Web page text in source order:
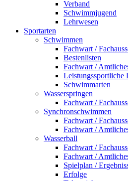
Verband
Schwimmjugend
Lehrwesen
Sportarten
Schwimmen
Fachwart /
Bestenlisten
Fachwart /
Leistungssportliche
Schwimmarten
Wasserspringen
Fachwart /
Synchronschwimmen
Fachwart /
Fachwart /
Wasserball
Fachwart /
Fachwart /
Spielplan /
Erfolge